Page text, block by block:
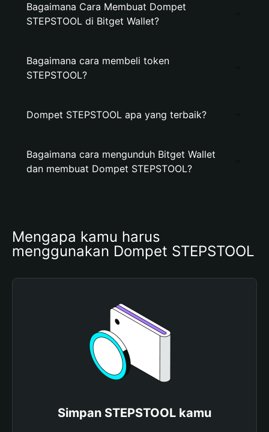
Bagaimana Cara Membuat Dompet
STEPSTOOL di Bitget Wallet?
Bagaimana cara membeli token
STEPSTOOL?
Dompet STEPSTOOL apa yang terbaik?
Bagaimana cara mengunduh Bitget Wallet
dan membuat Dompet STEPSTOOL?
Mengapa kamu harus
menggunakan Dompet STEPSTOOL
Simpan STEPSTOOL kamu